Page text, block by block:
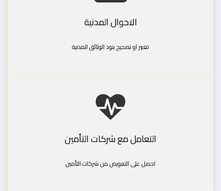
الاحوال المدنية
تغيير او تصحيح بنود الوثائق المدنية
التعامل مع شركات التأمين
احصل على التعويض من شركات التأمين